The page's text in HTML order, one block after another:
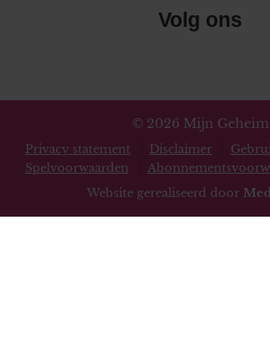
Volg ons
© 2026 Mijn Geheim
Privacy statement Disclaimer
Spelvoorwaarden
Website gerealiseerd door